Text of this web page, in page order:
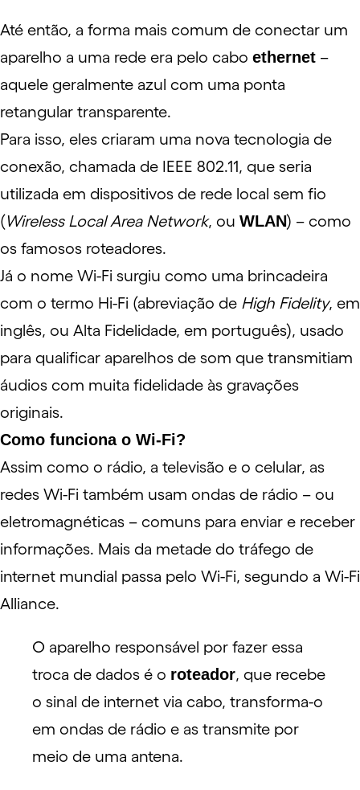
Até então, a forma mais comum de conectar um
aparelho a uma rede era pelo cabo ethernet –
aquele geralmente azul com uma ponta
retangular transparente.
Para isso, eles criaram uma nova tecnologia de
conexão, chamada de IEEE 802.11, que seria
utilizada em dispositivos de rede local sem fio
(Wireless Local Area Network, ou WLAN) – como
os famosos roteadores.
Já o nome Wi-Fi surgiu como uma brincadeira
com o termo Hi-Fi (abreviação de High Fidelity, em
inglês, ou Alta Fidelidade, em português), usado
para qualificar aparelhos de som que transmitiam
áudios com muita fidelidade às gravações
originais.
Como funciona o Wi-Fi?
Assim como o rádio, a televisão e o celular, as
redes Wi-Fi também usam ondas de rádio – ou
eletromagnéticas – comuns para enviar e receber
informações. Mais da metade do tráfego de
internet mundial passa pelo Wi-Fi, segundo a Wi-Fi
Alliance.
O aparelho responsável por fazer essa
troca de dados é o roteador, que recebe
o sinal de internet via cabo, transforma-o
em ondas de rádio e as transmite por
meio de uma antena.